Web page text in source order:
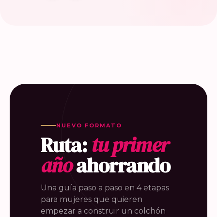
NUEVO FORMATO
Ruta:tu primer
añoahorrando
Una guía paso a paso en 4 etapas
para mujeres que quieren
empezar a construir un colchón